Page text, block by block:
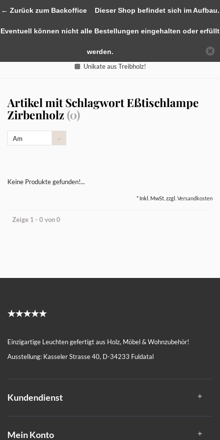
Unikate aus Treibholz!
Artikel mit Schlagwort Eßtischlampe
Zirbenholz (0)
Am
Keine Produkte gefunden!...
* Inkl. MwSt. zzgl. Versandkosten
Zeige 1 - 0 von 0
★★★★★
Einzigartige Leuchten gefertigt aus Holz, Möbel & Wohnzubehör!
Ausstellung: Kasseler Strasse 40, D-34233 Fuldatal
Kundendienst
Mein Konto
← Zurück zum BackofficeDieser Shop befindet sich im Aufbau.
Eventuell können nicht alle Bestellungen eingehalten oder erfüllt
werden.